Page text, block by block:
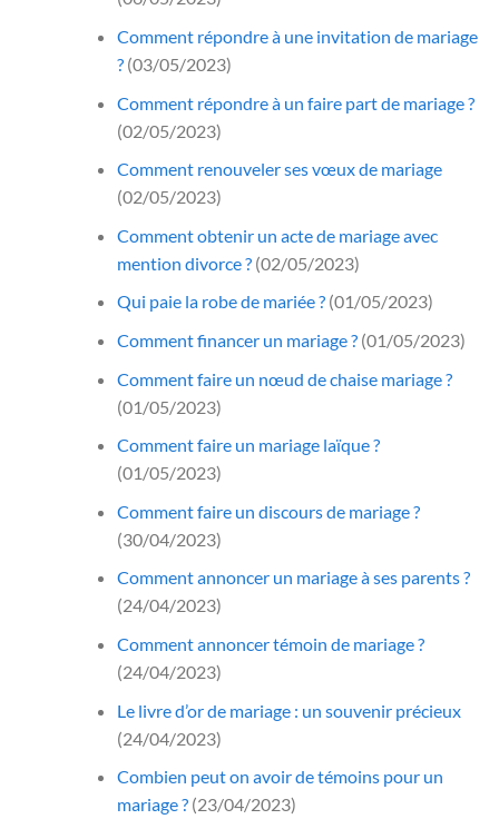
Comment répondre à une invitation de mariage
?(03/05/2023)
Comment répondre à un faire part de mariage ?
(02/05/2023)
Comment renouveler ses vœux de mariage
(02/05/2023)
Comment obtenir un acte de mariage avec
mention divorce ?(02/05/2023)
Qui paie la robe de mariée ?(01/05/2023)
Comment financer un mariage ?(01/05/2023)
Comment faire un nœud de chaise mariage ?
(01/05/2023)
Comment faire un mariage laïque ?
(01/05/2023)
Comment faire un discours de mariage ?
(30/04/2023)
Comment annoncer un mariage à ses parents ?
(24/04/2023)
Comment annoncer témoin de mariage ?
(24/04/2023)
Le livre d’or de mariage : un souvenir précieux
(24/04/2023)
Combien peut on avoir de témoins pour un
mariage ?(23/04/2023)